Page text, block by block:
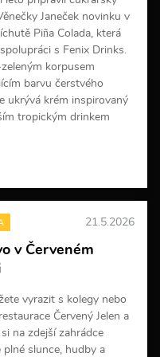
Janeček novinku v
Piña Colada, která
s Fenix Drinks.
korpusem
barvu čerstvého
ukrývá krém inspirovaný
tropickým drinkem
21.5.2026
v Červeném
vyrazit s kolegy nebo
Červený Jelen a
na zdejší zahrádce
plné slunce, hudby a